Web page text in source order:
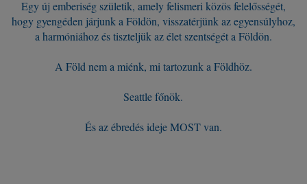
Egy új emberiség születik, amely felismeri közös felelősségét,
hogy gyengéden járjunk a Földön, visszatérjünk az egyensúlyhoz,
a harmóniához és tiszteljük az élet szentségét a Földön.
A Föld nem a miénk, mi tartozunk a Földhöz.
Seattle főnök.
És az ébredés ideje MOST van.